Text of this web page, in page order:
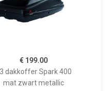
€ 199.00
dakkoffer Spark 400
mat zwart metallic